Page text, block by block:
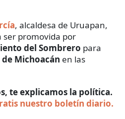
, alcaldesa de Uruapan,
ser promovida por
del Sombrero para
Michoacán en las
te explicamos la política.
nuestro boletín diario.